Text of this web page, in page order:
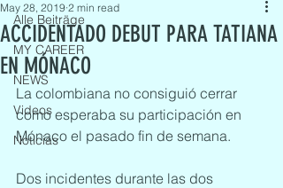
Alle Beiträge
MY CAREER
NEWS
Videos
Noticias
ACCIDENTADO DEBUT PARA TATIANA
EN MÓNACO
May 28, 2019 2 min read
La colombiana no consiguió cerrar
como esperaba su participación en
Mónaco el pasado fin de semana.
Dos incidentes durante las dos